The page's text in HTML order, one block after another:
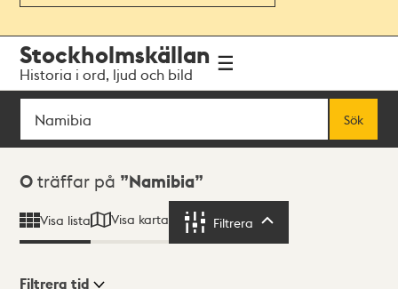
navigationen
huvudinnehållet
Stockholmskällan
Historia i ord, ljud och bild
Sök
Sök
Sökresultat
0 träffar på Namibia
Visa lista Visa karta Filtrera
Filtrera tid